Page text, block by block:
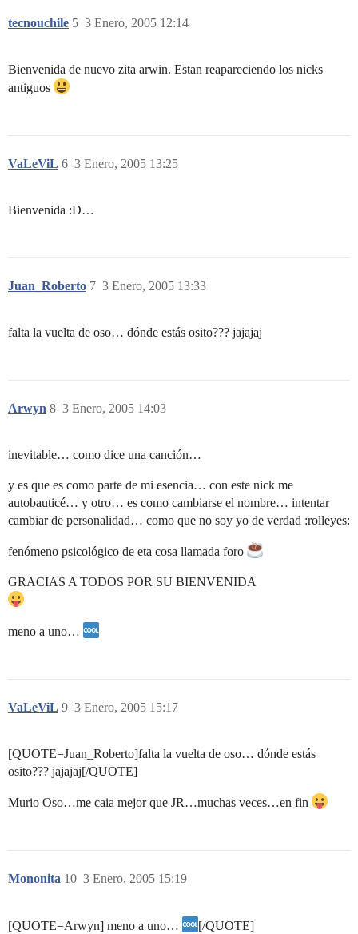
tecnouchile 3 Enero, 2005 12:14
5
Bienvenida de nuevo zita arwin. Estan reapareciendo los nicks
antiguos
VaLeViL 3 Enero, 2005 13:25
6
Bienvenida :D…
Juan_Roberto 3 Enero, 2005 13:33
7
falta la vuelta de oso… dónde estás osito??? jajajaj
Arwyn 3 Enero, 2005 14:03
8
inevitable… como dice una canción…
y es que es como parte de mi esencia… con este nick me
autobauticé… y otro… es como cambiarse el nombre… intentar
cambiar de personalidad… como que no soy yo de verdad :rolleyes:
fenómeno psicológico de eta cosa llamada foro
GRACIAS A TODOS POR SU BIENVENIDA
meno a uno…
VaLeViL 3 Enero, 2005 15:17
9
[QUOTE=Juan_Roberto]falta la vuelta de oso… dónde estás
osito??? jajajaj[/QUOTE]
Murio Oso…me caia mejor que JR…muchas veces…en fin
Mononita 3 Enero, 2005 15:19
10
[QUOTE=Arwyn] meno a uno… [/QUOTE]